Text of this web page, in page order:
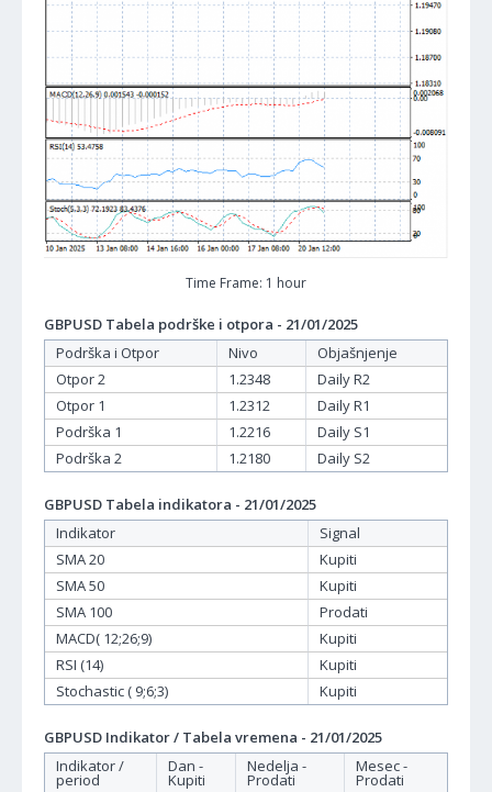
Time Frame: 1 hour
GBPUSD Tabela podrške i otpora - 21/01/2025
Podrška i Otpor
Nivo
Objašnjenje
Otpor 2
1.2348
Daily R2
Otpor 1
1.2312
Daily R1
Podrška 1
1.2216
Daily S1
Podrška 2
1.2180 Daily S2
GBPUSD Tabela indikatora - 21/01/2025
Indikator
Signal
SMA 20
Kupiti
SMA 50
Kupiti
SMA 100
Prodati
MACD( 12;26;9)
Kupiti
RSI (14)
Kupiti
Stochastic ( 9;6;3)
Kupiti
GBPUSD Indikator / Tabela vremena - 21/01/2025
Indikator /
period
Dan -
Kupiti
Nedelja -
Prodati
Mesec -
Prodati